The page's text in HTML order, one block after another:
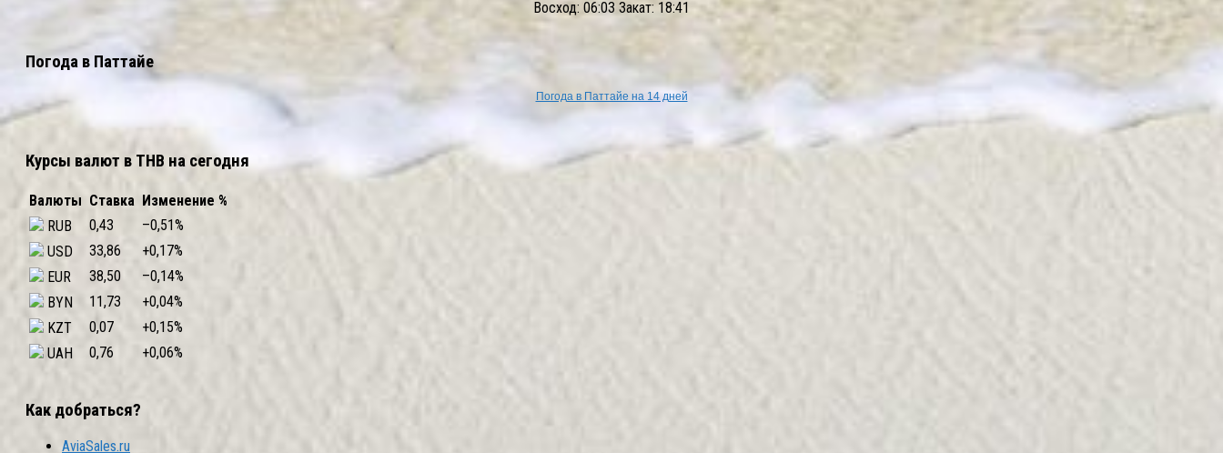
Восход: 06:03 Закат: 18:41
Погода в Паттайе
Погода в Паттайе на 14 дней
Курсы валют в THB на сегодня
Валюты Ставка Изменение %
RUB
0,43 –0,51%
USD
33,86 +0,17%
EUR
38,50 –0,14%
BYN
11,73 +0,04%
KZT
0,07 +0,15%
UAH
0,76 +0,06%
Как добраться?
AviaSales.ru